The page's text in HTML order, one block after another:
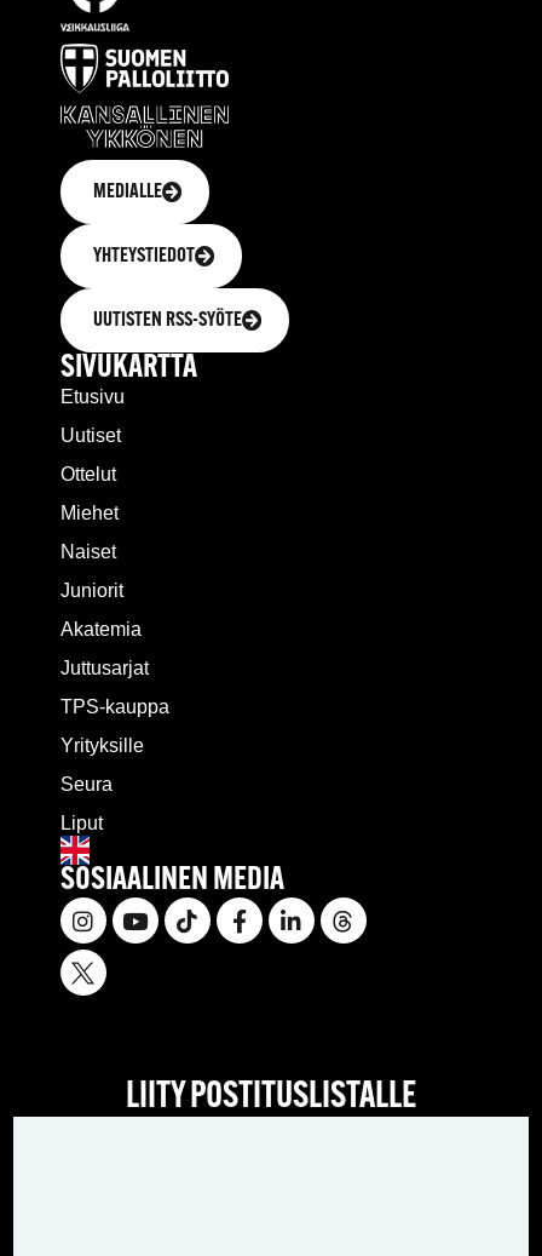
MEDIALLE
YHTEYSTIEDOT
UUTISTEN RSS-SYÖTE
SIVUKARTTA
Etusivu
Uutiset
Ottelut
Miehet
Naiset
Juniorit
Akatemia
Juttusarjat
TPS-kauppa
Yrityksille
Seura
Liput
SOSIAALINEN MEDIA
LIITY POSTITUSLISTALLE